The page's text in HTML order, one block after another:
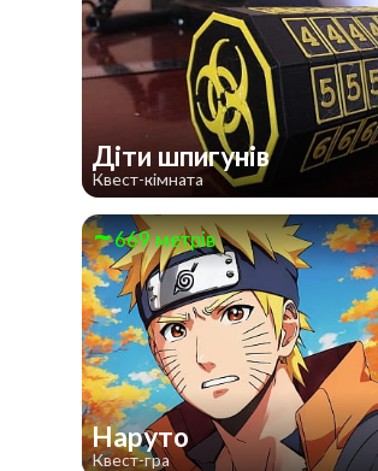
Діти шпигунів
Квест-кімната
669 метрів
Наруто
Квест-гра